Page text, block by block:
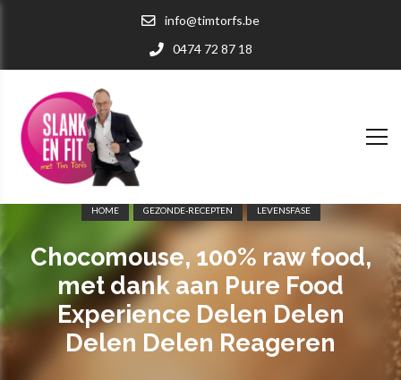
info@timtorfs.be
0474 72 87 18
HOME GEZONDE-RECEPTEN LEVENSFASE
Chocomouse, 100% raw food,
met dank aan Pure Food
Experience Delen Delen
Delen Delen Reageren